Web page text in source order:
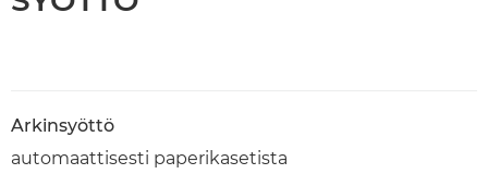
Arkinsyöttö
automaattisesti paperikasetista